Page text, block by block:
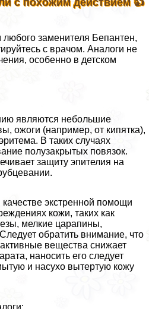
любого заменителя Бепантен,
с врачом. Аналоги не
особенно в детском
являются небольшие
ожоги (например, от кипятка),
В таких случаях
полузакрытых повязок.
защиту эпителия на
экстренной помощи
кожи, таких как
мелкие царапины,
обратить внимание, что
вещества снижает
наносить его следует
и насухо вытертую кожу